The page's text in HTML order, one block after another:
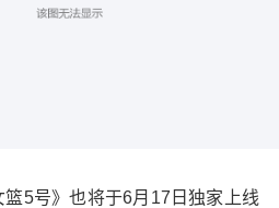
5号》也将于6月17日独家上线